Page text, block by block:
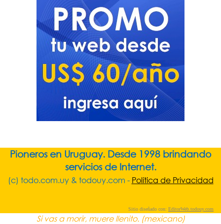
Pioneros en Uruguay. Desde 1998 brindando
servicios de Internet.
(c) todo.com.uy & todouy.com - Política de Privacidad
Sitio diseñado con: EditorWeb.todouy.com
Si vas a morir, muere llenito. (mexicano)